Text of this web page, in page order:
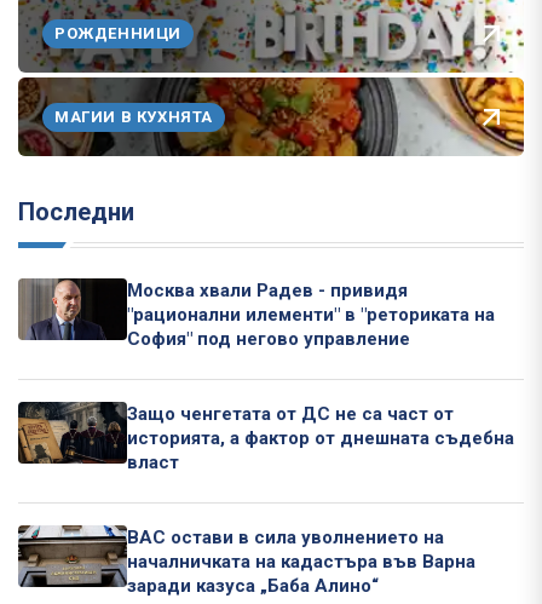
РОЖДЕННИЦИ
МАГИИ В КУХНЯТА
Последни
Москва хвали Радев - привидя
"рационални илементи" в "реториката на
София" под негово управление
Защо ченгетата от ДС не са част от
историята, а фактор от днешната съдебна
власт
ВАС остави в сила уволнението на
началничката на кадастъра във Варна
заради казуса „Баба Алино“